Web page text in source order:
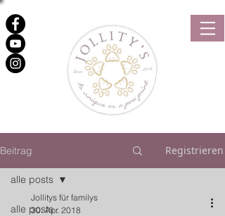
Beitrag Registrieren
alle posts
alle posts
Jollitys für familys
30. Apr. 2018